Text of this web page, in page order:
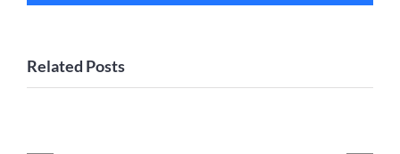
Related Posts